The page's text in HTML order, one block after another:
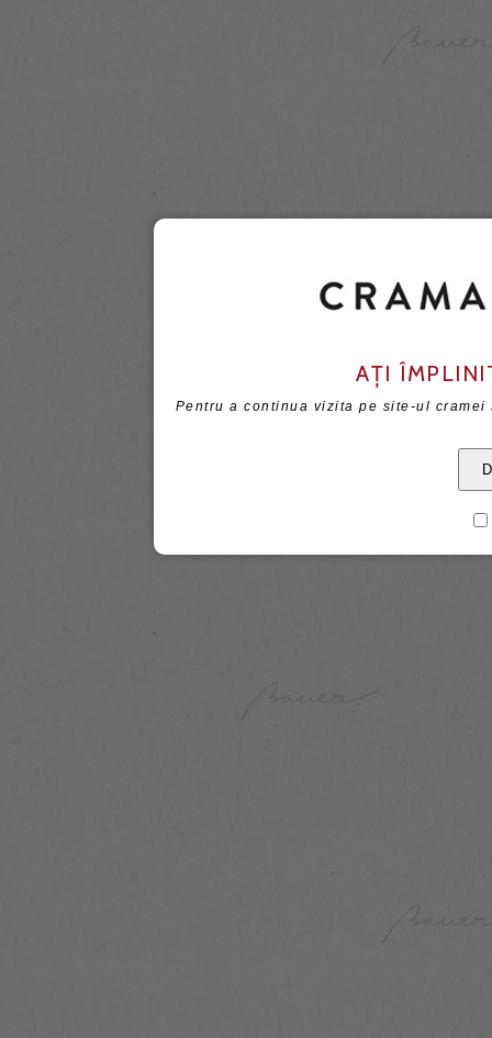
AȚI
Pentru a continua vizita pe site-ul